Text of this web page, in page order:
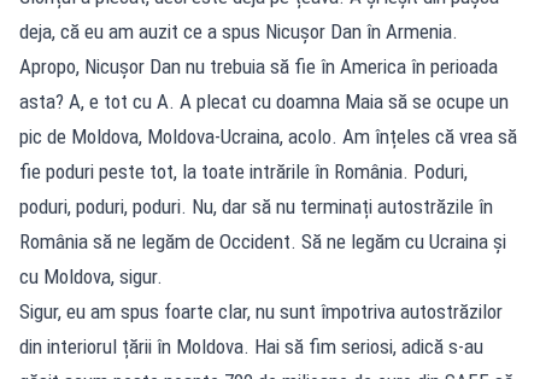
deja, că eu am auzit ce a spus Nicușor Dan în Armenia.
Apropo, Nicușor Dan nu trebuia să fie în America în perioada
asta? A, e tot cu A. A plecat cu doamna Maia să se ocupe un
pic de Moldova, Moldova-Ucraina, acolo. Am înțeles că vrea să
fie poduri peste tot, la toate intrările în România. Poduri,
poduri, poduri, poduri. Nu, dar să nu terminați autostrăzile în
România să ne legăm de Occident. Să ne legăm cu Ucraina și
cu Moldova, sigur.
Sigur, eu am spus foarte clar, nu sunt împotriva autostrăzilor
din interiorul țării în Moldova. Hai să fim seriosi, adică s-au